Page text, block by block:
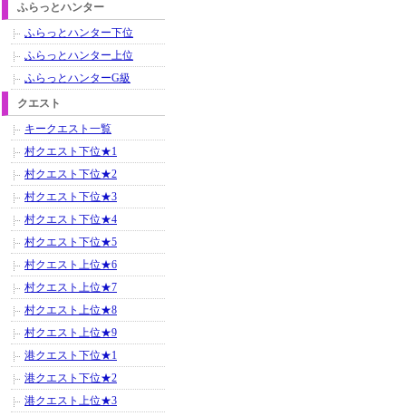
ふらっとハンター
ふらっとハンター下位
ふらっとハンター上位
ふらっとハンターG級
クエスト
キークエスト一覧
村クエスト下位★1
村クエスト下位★2
村クエスト下位★3
村クエスト下位★4
村クエスト下位★5
村クエスト上位★6
村クエスト上位★7
村クエスト上位★8
村クエスト上位★9
港クエスト下位★1
港クエスト下位★2
港クエスト上位★3